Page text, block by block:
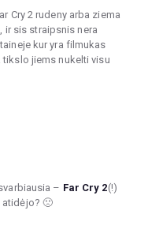
Cry 2 rudeny arba ziema
ir sis straipsnis nera
kur yra filmukas
jiems nukelti visu
– Far Cry 2(!)
atidėjo? 🙁